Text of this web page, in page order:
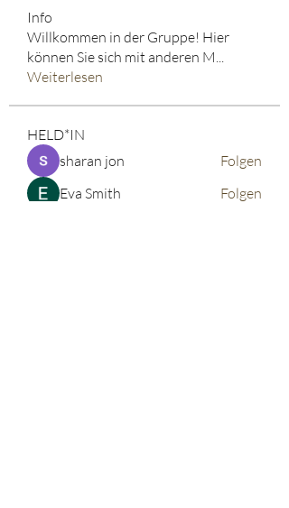
Info
Willkommen in der Gruppe! Hier
können Sie sich mit anderen M
Weiterlesen
HELD*IN
sharan jon
Folgen
Eva Smith
Folgen